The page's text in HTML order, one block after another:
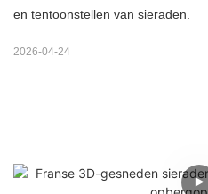
en tentoonstellen van sieraden.
2026-04-24